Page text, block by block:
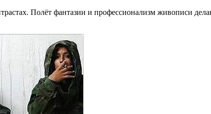
Полёт фантазии и профессионализм живописи